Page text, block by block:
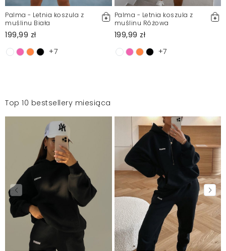
Palma - Letnia koszula z
muślinu Biała
199,99 zł
+7
Palma - Letnia koszula z
muślinu Różowa
199,99 zł
+7
Top 10 bestsellery miesiąca